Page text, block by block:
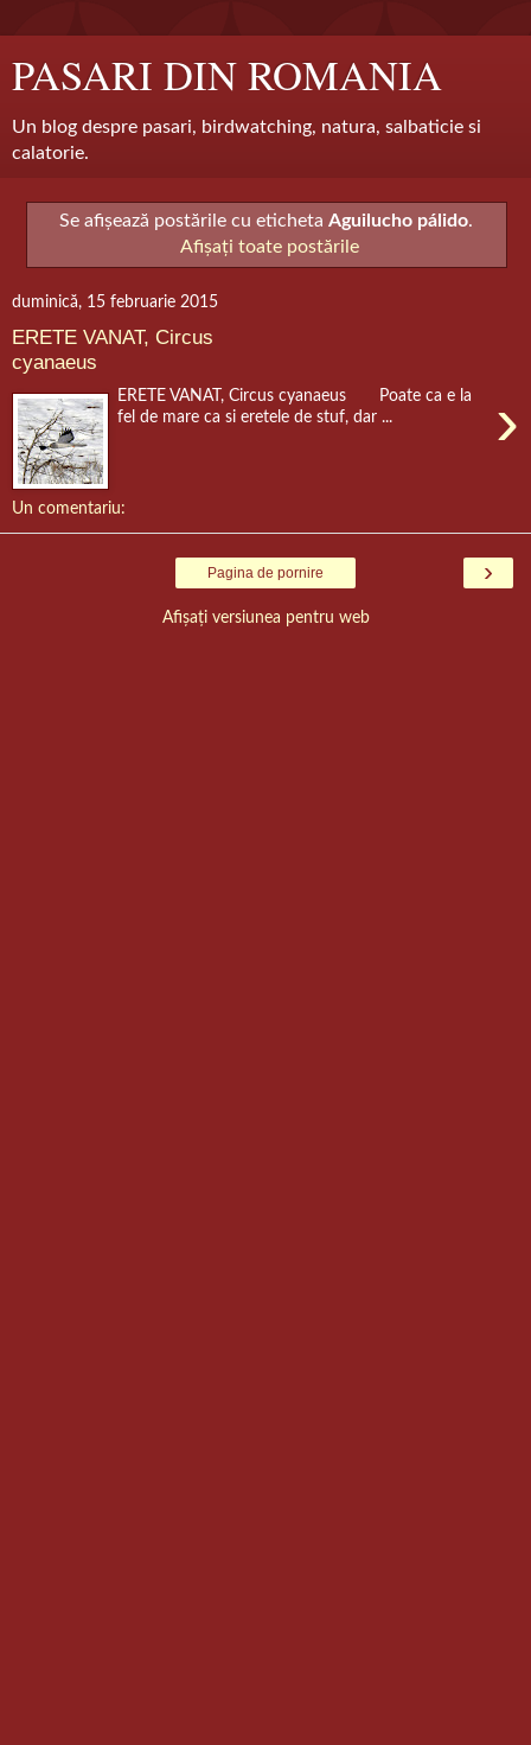
PASARI DIN ROMANIA
Un blog despre pasari, birdwatching, natura, salbaticie si
calatorie.
Se afișează postările cu eticheta Aguilucho pálido.
Afișați toate postările
duminică, 15 februarie 2015
ERETE VANAT, Circus
cyanaeus
›
ERETE VANAT, Circus cyanaeus Poate ca e la
fel de mare ca si eretele de stuf, dar ...
Un comentariu:
›
Pagina de pornire
Afișați versiunea pentru web